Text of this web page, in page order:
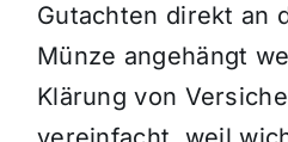
Gutachten direkt an
Münze angehängt
Klärung von